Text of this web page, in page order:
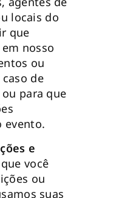
locais do
que
nosso
ou
de
para que
evento.
e
você
ou
suas